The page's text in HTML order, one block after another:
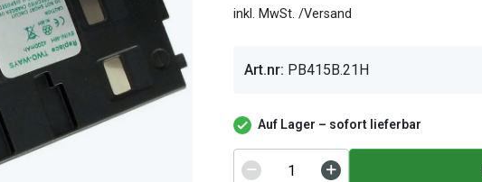
inkl. MwSt. /Versand
Art.nr: PB415B.21H
Auf Lager – sofort lieferbar